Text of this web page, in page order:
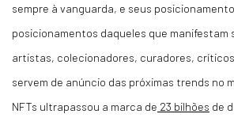
sempre à vanguarda, e seus
posicionamentos daqueles que manifestam
artistas, colecionadores, curadores,
servem de anúncio das próximas trends no
NFTs ultrapassou a marca de 23 bilhões de